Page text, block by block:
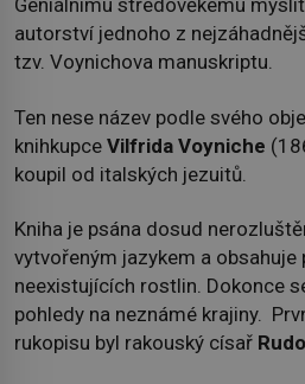
Geniálnímu středověkému
autorství jednoho z
tzv. Voynichova manuskriptu.
Ten nese název podle svého
knihkupce Vilfrida Voyniche
koupil od italských jezuitů.
Kniha je psána dosud
vytvořeným jazykem a
neexistujících rostlin. Dokonce
pohledy na neznámé krajiny.
rukopisu byl rakouský císař